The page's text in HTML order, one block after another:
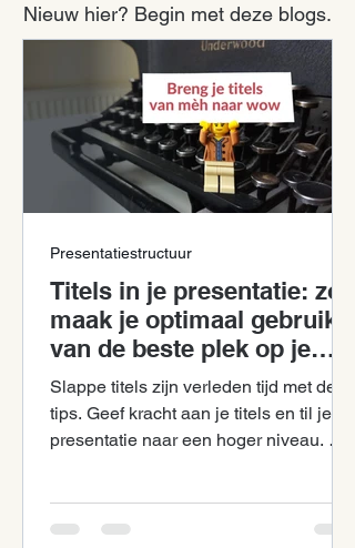
Nieuw hier? Begin met deze blogs.
Titels in je presentatie: zo
maak je optimaal gebruik
van de beste plek op je
slide!
Slappe titels zijn verleden tijd met deze
tips. Geef kracht aan je titels en til je
presentatie naar een hoger niveau. Met
Presentatiestructuur